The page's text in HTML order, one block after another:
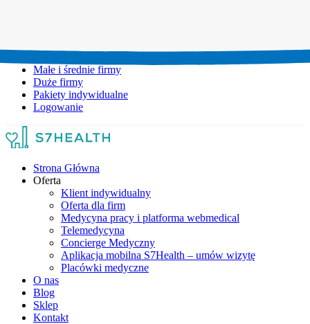
Małe i średnie firmy
Duże firmy
Pakiety indywidualne
Logowanie
Strona Główna
Oferta
Klient indywidualny
Oferta dla firm
Medycyna pracy i platforma webmedical
Telemedycyna
Concierge Medyczny
Aplikacja mobilna S7Health – umów wizytę
Placówki medyczne
O nas
Blog
Sklep
Kontakt